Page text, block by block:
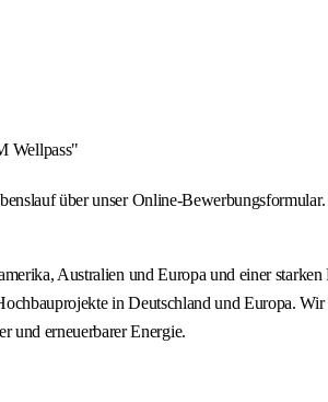
Wellpass"
über unser Online-
Australien und Europa und einer
in Deutschland und Europa.
und erneuerbarer Energie.